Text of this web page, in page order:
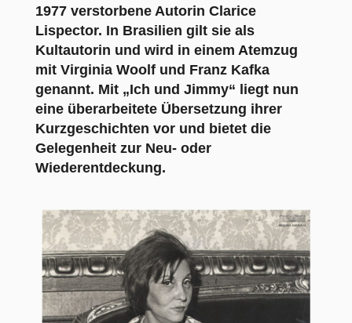
1977 verstorbene Autorin Clarice
Lispector. In Brasilien gilt sie als
Kultautorin und wird in einem Atemzug
mit Virginia Woolf und Franz Kafka
genannt. Mit „Ich und Jimmy“ liegt nun
eine überarbeitete Übersetzung ihrer
Kurzgeschichten vor und bietet die
Gelegenheit zur Neu- oder
Wiederentdeckung.